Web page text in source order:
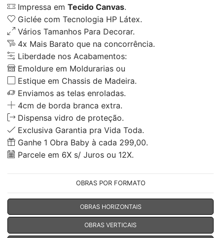
Impressa em Tecido Canvas.
Giclée com Tecnologia HP Látex.
Vários Tamanhos Para Decorar.
4x Mais Barato que na concorrência.
Liberdade nos Acabamentos:
Emoldure em Moldurarias ou
Estique em Chassis de Madeira.
Enviamos as telas enroladas.
4cm de borda branca extra.
Dispensa vidro de proteção.
Exclusiva Garantia pra Vida Toda.
Ganhe 1 Obra Baby à cada 299,00.
Parcele em 6X s/ Juros ou 12X.
OBRAS POR FORMATO
OBRAS HORIZONTAIS
OBRAS VERTICAIS